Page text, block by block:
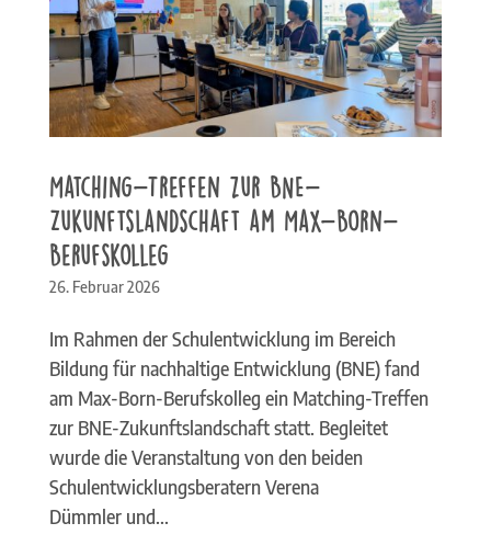
Matching-Treffen zur BNE-
Zukunftslandschaft am Max-Born-
Berufskolleg
26. Februar 2026
Im Rahmen der Schulentwicklung im Bereich
Bildung für nachhaltige Entwicklung (BNE) fand
am Max-Born-Berufskolleg ein Matching-Treffen
zur BNE-Zukunftslandschaft statt. Begleitet
wurde die Veranstaltung von den beiden
Schulentwicklungsberatern Verena
Dümmler und...